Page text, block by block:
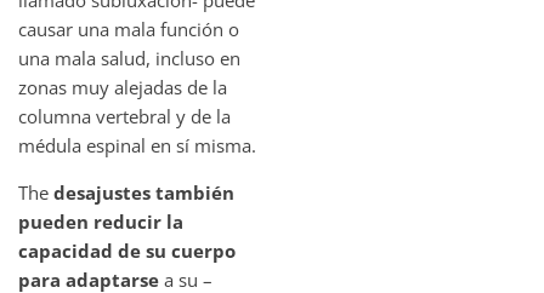
causar una mala función o
una mala salud, incluso en
zonas muy alejadas de la
columna vertebral y de la
médula espinal en sí misma.
The desajustes también
pueden reducir la
capacidad de su cuerpo
para adaptarse a su –